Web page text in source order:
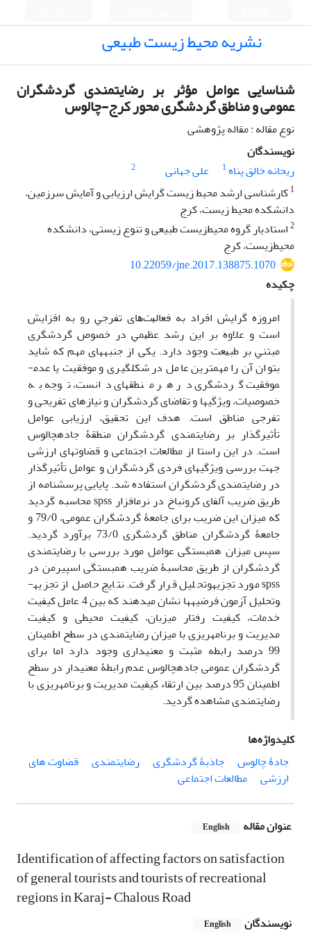
نشریه محیط زیست طبیعی
شناسایی عوامل مؤثر بر رضایتمندی گردشگران
عمومی و مناطق گردشگری محور کرج-چالوس
نوع مقاله : مقاله پژوهشی
نویسندگان
ریحانه خالق پناه1 علی جهانی
2
1کارشناسی ارشد محیط زیست گرایش ارزیابی و آمایش سرزمین،
دانشکده محیط زیست، کرج
2استادیار گروه محیط‌زیست طبیعی و تنوع زیستی، دانشکده
محیط‌زیست، کرج
10.22059/jne.2017.138875.1070
چکیده
اﻣﺮوزه ﮔﺮاﻳﺶ اﻓﺮاد ﺑﻪ ﻓﻌﺎﻟﻴت­ﻫﺎی ﺗﻔﺮﺟﻲ رو ﺑﻪ اﻓﺰاﻳﺶ
اﺳﺖ و ﻋﻼوه ﺑﺮ اﻳﻦ رﺷﺪ ﻋﻈﻴﻤﻲ در ﺧﺼﻮص ﮔﺮدﺷﮕﺮی
ﻣﺒﺘﻨﻲ ﺑﺮ ﻃﺒﻴﻌﺖ وﺟﻮد دارد. یکی از جنبه­های مهم که شاید
بتوان آن را مهم­ترین عامل در شکل­گیری و موفقیت یا عدم­
موفقیت گردشگری در هر منطقه­ای دانست، توجه به
خصوصیات، ویژگی­ها و تقاضای گردشگران و نیاز­های تفریحی و
تفرجی مناطق است. هدف این تحقیق، ارزیابی عوامل
تأثیرگذار بر رضایتمندی گردشگران منطقۀ جاده­چالوس
است. در این راستا از مطالعات اجتماعی و قضاوت­های ارزشی
جهت بررسی ویژگی­های فردی گردشگران و عوامل تأثیرگذار
در رضایتمندی گردشگران استفاده شد. پایایی پرسشنامه از
طریق ضریب آلفای کرونباخ در نرم­افزار spss محاسبه گردید
که میزان این ضریب برای جامعۀ گردشگران عمومی، 79/0 و
جامعۀ گردشگران مناطق گردشگری 73/0 برآورد گردید.
سپس میزان همبستگی عوامل مورد بررسی با رضایتمندی
گردشگران از طریق محاسبۀ ضریب همبستگی اسپیرمن در
spss مورد تجزیه­وتحلیل قرار گرفت. نتایج حاصل از تجزیه­
وتحلیل آزمون فرضیه­ها نشان می­دهند که بین 4 عامل کیفیت
خدمات، کیفیت رفتار میزبان، کیفیت محیطی و کیفیت
مدیریت و برنامه­ریزی با میزان رضایتمندی در سطح اطمینان
99 درصد رابطه مثبت و معنی­داری وجود دارد اما برای
گردشگران عمومی جاده­چالوس عدم رابطۀ معنی­دار در سطح
اطمینان 95 درصد بین ارتقاء کیفیت مدیریت و برنامه­ریزی با
رضایتمندی مشاهده گردید.
کلیدواژه‌ها
جادۀ چالوس
جاذبۀ گردشگری رضایتمندی
قضاوت های
ارزشی
مطالعات اجتماعی
عنوان مقاله English
Identification of affecting factors on satisfaction
of general tourists and tourists of recreational
regions in Karaj- Chalous Road
نویسندگان English